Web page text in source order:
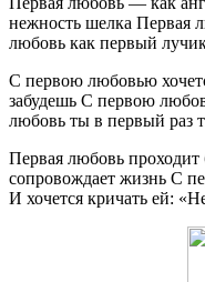
нежность шелка Первая
любовь как первый
С первою любовью
забудешь С первою
любовь ты в первый раз
Первая любовь
сопровождает жизнь С
И хочется кричать ей: